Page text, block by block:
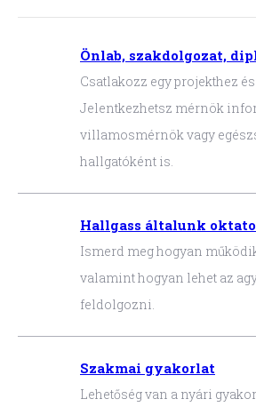
Önlab, szakdolgozat,
Csatlakozz egy projekthez
Jelentkezhetsz mérnök
villamosmérnök vagy
hallgatóként is.
Hallgass általunk
Ismerd meg hogyan
valamint hogyan lehet az
feldolgozni.
Szakmai gyakorlat
Lehetőség van a nyári